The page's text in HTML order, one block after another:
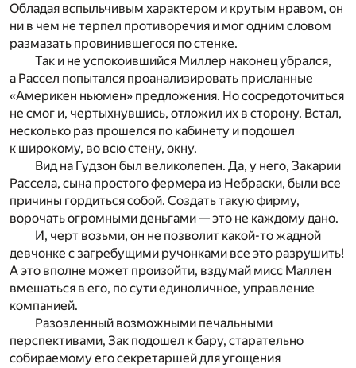
Обладая вспыльчивым характером и крутым нравом, он
ни в чем не терпел противоречия и мог одним словом
размазать провинившегося по стенке.
Так и не успокоившийся Миллер наконец убрался,
а Рассел попытался проанализировать присланные
«Америкен ньюмен» предложения. Но сосредоточиться
не смог и, чертыхнувшись, отложил их в сторону. Встал,
несколько раз прошелся по кабинету и подошел
к широкому, во всю стену, окну.
Вид на Гудзон был великолепен. Да, у него, Закарии
Рассела, сына простого фермера из Небраски, были все
причины гордиться собой. Создать такую фирму,
ворочать огромными деньгами — это не каждому дано.
И, черт возьми, он не позволит какой-то жадной
девчонке с загребущими ручонками все это разрушить!
А это вполне может произойти, вздумай мисс Маллен
вмешаться в его, по сути единоличное, управление
компанией.
Разозленный возможными печальными
перспективами, Зак подошел к бару, старательно
собираемому его секретаршей для угощения